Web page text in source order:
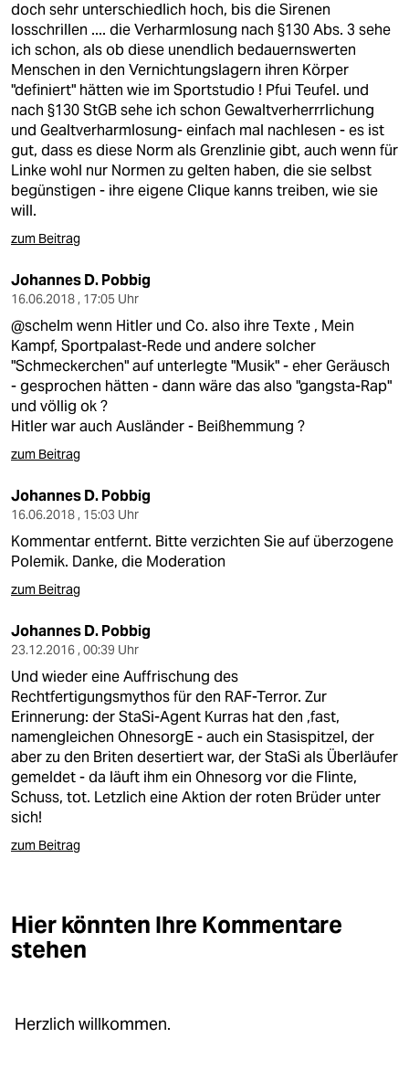
doch sehr unterschiedlich hoch, bis die Sirenen
losschrillen .... die Verharmlosung nach §130 Abs. 3 sehe
ich schon, als ob diese unendlich bedauernswerten
Menschen in den Vernichtungslagern ihren Körper
"definiert" hätten wie im Sportstudio ! Pfui Teufel. und
nach §130 StGB sehe ich schon Gewaltverherrrlichung
und Gealtverharmlosung- einfach mal nachlesen - es ist
gut, dass es diese Norm als Grenzlinie gibt, auch wenn für
Linke wohl nur Normen zu gelten haben, die sie selbst
begünstigen - ihre eigene Clique kanns treiben, wie sie
will.
zum Beitrag
Johannes D. Pobbig
16.06.2018 , 17:05 Uhr
@schelm wenn Hitler und Co. also ihre Texte , Mein
Kampf, Sportpalast-Rede und andere solcher
"Schmeckerchen" auf unterlegte "Musik" - eher Geräusch
- gesprochen hätten - dann wäre das also "gangsta-Rap"
und völlig ok ?
Hitler war auch Ausländer - Beißhemmung ?
zum Beitrag
Johannes D. Pobbig
16.06.2018 , 15:03 Uhr
Kommentar entfernt. Bitte verzichten Sie auf überzogene
Polemik. Danke, die Moderation
zum Beitrag
Johannes D. Pobbig
23.12.2016 , 00:39 Uhr
Und wieder eine Auffrischung des
Rechtfertigungsmythos für den RAF-Terror. Zur
Erinnerung: der StaSi-Agent Kurras hat den ,fast,
namengleichen OhnesorgE - auch ein Stasispitzel, der
aber zu den Briten desertiert war, der StaSi als Überläufer
gemeldet - da läuft ihm ein Ohnesorg vor die Flinte,
Schuss, tot. Letzlich eine Aktion der roten Brüder unter
sich!
zum Beitrag
Hier könnten Ihre Kommentare
stehen
Herzlich willkommen.